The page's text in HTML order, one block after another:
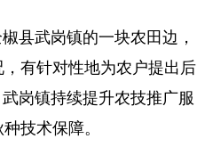
县武岗镇的一块农田边，
有针对性地为农户提出后
岗镇持续提升农技推广服
技术保障。